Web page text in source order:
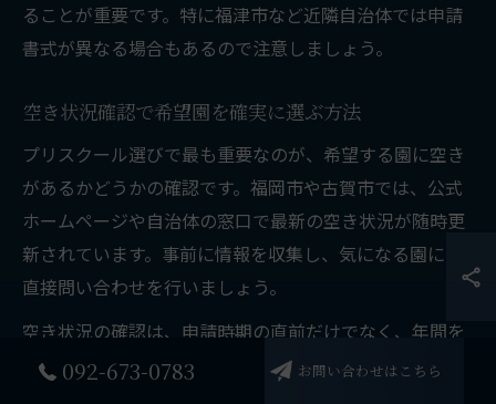
ることが重要です。特に福津市など近隣自治体では申請
書式が異なる場合もあるので注意しましょう。
空き状況確認で希望園を確実に選ぶ方法
プリスクール選びで最も重要なのが、希望する園に空き
があるかどうかの確認です。福岡市や古賀市では、公式
ホームページや自治体の窓口で最新の空き状況が随時更
新されています。事前に情報を収集し、気になる園には
直接問い合わせを行いましょう。
空き状況の確認は、申請時期の直前だけでなく、年間を
通じて定期的に行うことがポイントです。年度途中で空
092-673-0783 お問い合わせはこちら